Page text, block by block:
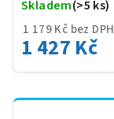
1 179 Kč bez DPH
1 427 Kč
Skladem(>5 ks)